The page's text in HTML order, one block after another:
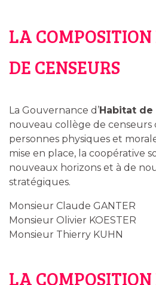
LA COMPOSITION
DE CENSEURS
La Gouvernance d’Habitat de
nouveau collège de censeurs
personnes physiques et
mise en place, la coopérative
nouveaux horizons et à de
stratégiques.
Monsieur Claude GANTER
Monsieur Olivier KOESTER
Monsieur Thierry KUHN
LA